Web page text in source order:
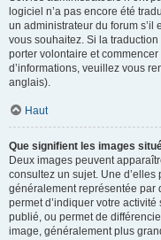
logiciel n’a pas encore été
un administrateur du forum s’il
vous souhaitez. Si la
porter volontaire et
d’informations, veuillez vous
anglais).
Haut
Que signifient les images
Deux images peuvent
consultez un sujet. Une
généralement représentée par
permet d’indiquer votre
publié, ou permet de
image, généralement plus